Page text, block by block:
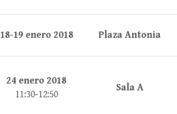
18-19 enero 2018 Plaza Antonia
24 enero 2018
11:30-12:50
Sala A